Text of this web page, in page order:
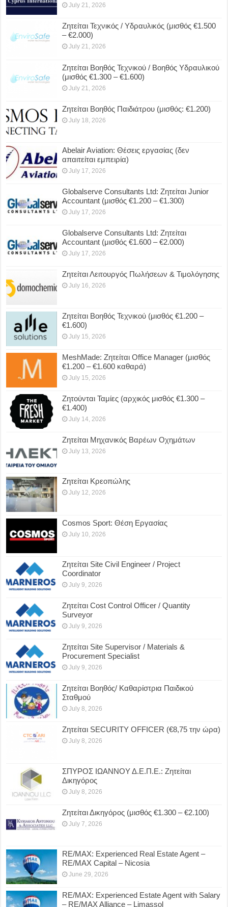
July 21, 2026
Ζητείται Τεχνικός / Υδραυλικός (μισθός €1.500
– €2.000)
July 21, 2026
Ζητείται Βοηθός Τεχνικού / Βοηθός Υδραυλικού
(μισθός €1.300 – €1.600)
July 21, 2026
Ζητείται Βοηθός Παιδιάτρου (μισθός: €1.200)
July 18, 2026
Abelair Aviation: Θέσεις εργασίας (δεν
απαιτείται εμπειρία)
July 17, 2026
Globalserve Consultants Ltd: Ζητείται Junior
Accountant (μισθός €1.200 – €1.300)
July 17, 2026
Globalserve Consultants Ltd: Ζητείται
Accountant (μισθός €1.600 – €2.000)
July 17, 2026
Ζητείται Λειτουργός Πωλήσεων & Τιμολόγησης
July 16, 2026
Ζητείται Βοηθός Τεχνικού (μισθός €1.200 –
€1.600)
July 15, 2026
MeshMade: Ζητείται Office Manager (μισθός
€1.200 – €1.600 καθαρά)
July 15, 2026
Ζητούνται Ταμίες (αρχικός μισθός €1.300 –
€1.400)
July 14, 2026
Ζητείται Μηχανικός Βαρέων Οχημάτων
July 13, 2026
Ζητείται Κρεοπώλης
July 12, 2026
Cosmos Sport: Θέση Εργασίας
July 10, 2026
Ζητείται Site Civil Engineer / Project
Coordinator
July 9, 2026
Ζητείται Cost Control Officer / Quantity
Surveyor
July 9, 2026
Ζητείται Site Supervisor / Materials &
Procurement Specialist
July 9, 2026
Ζητείται Βοηθός/ Καθαρίστρια Παιδικού
Σταθμού
July 8, 2026
Ζητείται SECURITY OFFICER (€8,75 την ώρα)
July 8, 2026
ΣΠΥΡΟΣ ΙΩΑΝΝΟΥ Δ.Ε.Π.Ε.: Ζητείται
Δικηγόρος
July 8, 2026
Ζητείται Δικηγόρος (μισθός €1.300 – €2.100)
July 7, 2026
RE/MAX: Experienced Real Estate Agent –
RE/MAX Capital – Nicosia
June 29, 2026
RE/MAX: Experienced Estate Agent with Salary
– RE/MAX Alliance – Limassol